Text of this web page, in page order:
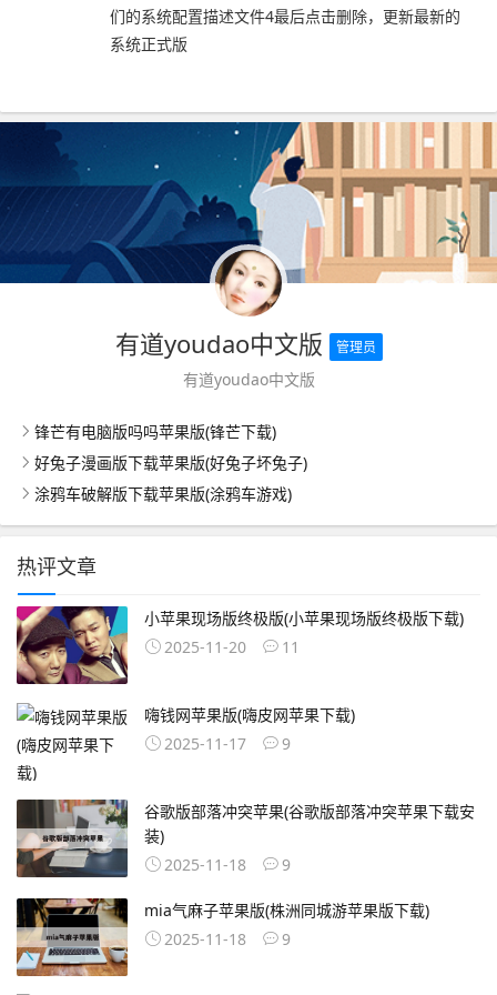
们的系统配置描述文件4最后点击删除，更新最新的
系统正式版
有道youdao中文版 管理员
有道youdao中文版
锋芒有电脑版吗吗苹果版(锋芒下载)
好兔子漫画版下载苹果版(好兔子坏兔子)
涂鸦车破解版下载苹果版(涂鸦车游戏)
热评文章
小苹果现场版终极版(小苹果现场版终极版下载)
2025-11-20
11
嗨钱网苹果版(嗨皮网苹果下载)
2025-11-17
9
谷歌版部落冲突苹果(谷歌版部落冲突苹果下载安
装)
2025-11-18
9
mia气麻子苹果版(株洲同城游苹果版下载)
2025-11-18
9